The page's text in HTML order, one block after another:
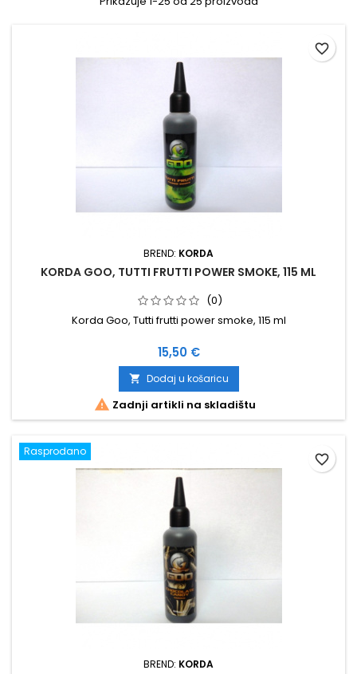
BREND: KORDA
KORDA GOO, TUTTI FRUTTI POWER SMOKE, 115 ML
(0)
Korda Goo, Tutti frutti power smoke, 115 ml
Cijena
15,50 €
 Dodaj u košaricu
 Zadnji artikli na skladištu
favorite_border
Rasprodano
BREND: KORDA
favorite_border